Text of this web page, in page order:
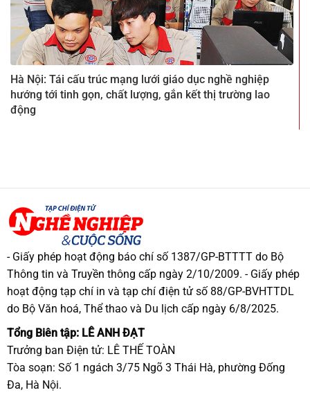
Hà Nội: Tái cấu trúc mạng lưới giáo dục nghề nghiệp
hướng tới tinh gọn, chất lượng, gắn kết thị trường lao
động
- Giấy phép hoạt động báo chí số 1387/GP-BTTTT do Bộ
Thông tin và Truyền thông cấp ngày 2/10/2009. - Giấy phép
hoạt động tạp chí in và tạp chí điện tử số 88/GP-BVHTTDL
do Bộ Văn hoá, Thể thao và Du lịch cấp ngày 6/8/2025.
Tổng Biên tập: LÊ ANH ĐẠT
Trưởng ban Điện tử: LÊ THẾ TOÀN
Tòa soạn: Số 1 ngách 3/75 Ngõ 3 Thái Hà, phường Đống
Đa, Hà Nội.